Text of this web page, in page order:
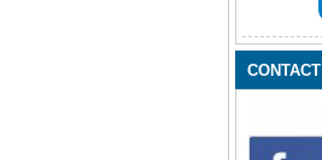
CONTACT